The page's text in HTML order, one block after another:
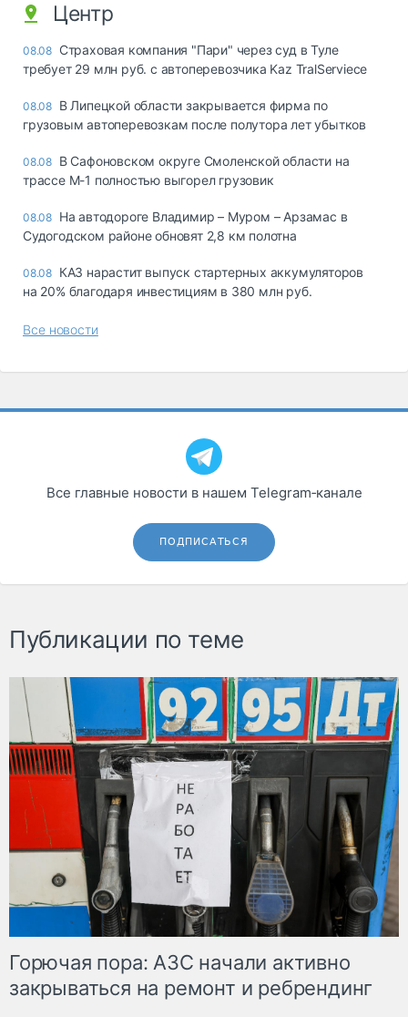
Центр
08.08 Страховая компания "Пари" через суд в Туле
требует 29 млн руб. с автоперевозчика Kaz TralServiece
08.08 В Липецкой области закрывается фирма по
грузовым автоперевозкам после полутора лет убытков
08.08 В Сафоновском округе Смоленской области на
трассе М-1 полностью выгорел грузовик
08.08 На автодороге Владимир – Муром – Арзамас в
Судогодском районе обновят 2,8 км полотна
08.08 КАЗ нарастит выпуск стартерных аккумуляторов
на 20% благодаря инвестициям в 380 млн руб.
Все новости
Все главные новости в нашем Telegram‑канале
ПОДПИСАТЬСЯ
Публикации по теме
Горючая пора: АЗС начали активно
закрываться на ремонт и ребрендинг